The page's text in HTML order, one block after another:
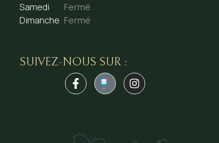
Samedi
Fermé
Dimanche Fermé
SUIVEZ-NOUS SUR :
1